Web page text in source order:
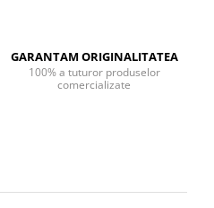
GARANTAM ORIGINALITATEA
100% a tuturor produselor
comercializate